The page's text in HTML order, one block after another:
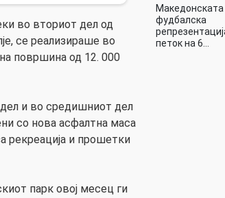
во вториот дел од
се реализираше во
површина од 12. 000
и во средишниот дел
со нова асфалтна маса
рекреација и прошетки
парк овој месец ги
Македонската
фудбалска
петок на 6…